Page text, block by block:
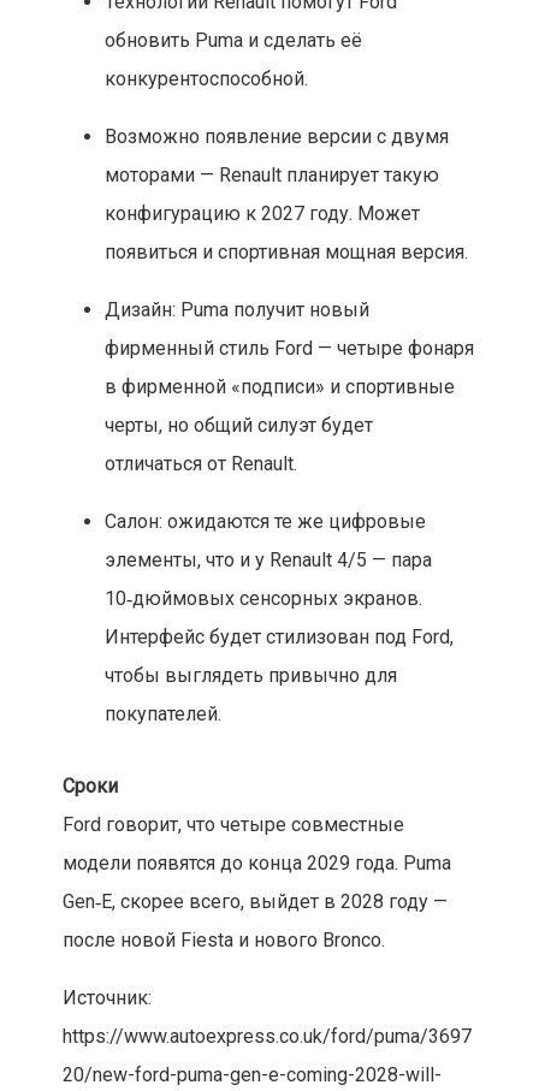
обновить Puma и сделать её
конкурентоспособной.
Возможно появление версии с двумя
моторами — Renault планирует такую
конфигурацию к 2027 году. Может
появиться и спортивная мощная версия.
Дизайн: Puma получит новый
фирменный стиль Ford — четыре фонаря
в фирменной «подписи» и спортивные
черты, но общий силуэт будет
отличаться от Renault.
Салон: ожидаются те же цифровые
элементы, что и у Renault 4/5 — пара
10‑дюймовых сенсорных экранов.
Интерфейс будет стилизован под Ford,
чтобы выглядеть привычно для
покупателей.
Сроки
Ford говорит, что четыре совместные
модели появятся до конца 2029 года. Puma
Gen‑E, скорее всего, выйдет в 2028 году —
после новой Fiesta и нового Bronco.
Источник:
https://www.autoexpress.co.uk/ford/puma/3697
20/new-ford-puma-gen-e-coming-2028-will-